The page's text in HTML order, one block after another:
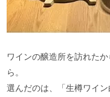
ワインの醸造所を訪れた
ら。
選んだのは、「生樽ワイン